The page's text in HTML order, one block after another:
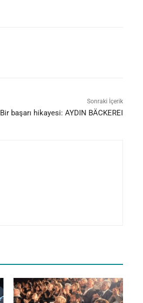
Sonraki İçerik
Bir başarı hikayesi: AYDIN BÄCKEREI